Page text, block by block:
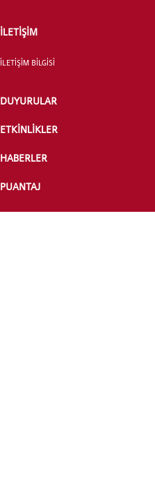
İLETİŞİM
İLETİŞİM BİLGİSİ
DUYURULAR
ETKİNLİKLER
HABERLER
PUANTAJ